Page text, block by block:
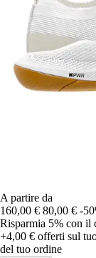
A partire da
160,00 € 80,00 € -
Risparmia 5% con il
+4,00 € offerti sul
del tuo ordine